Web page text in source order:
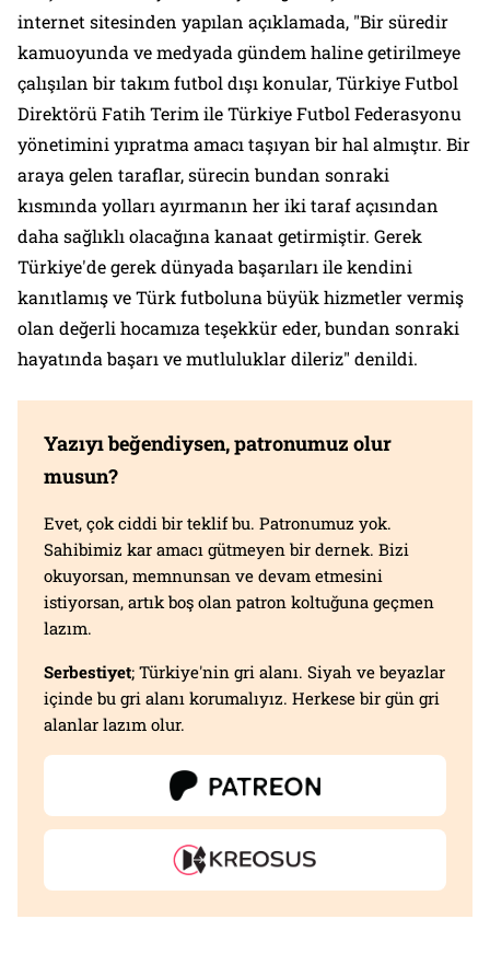
internet sitesinden yapılan açıklamada, "Bir süredir
kamuoyunda ve medyada gündem haline getirilmeye
çalışılan bir takım futbol dışı konular, Türkiye Futbol
Direktörü Fatih Terim ile Türkiye Futbol Federasyonu
yönetimini yıpratma amacı taşıyan bir hal almıştır. Bir
araya gelen taraflar, sürecin bundan sonraki
kısmında yolları ayırmanın her iki taraf açısından
daha sağlıklı olacağına kanaat getirmiştir. Gerek
Türkiye'de gerek dünyada başarıları ile kendini
kanıtlamış ve Türk futboluna büyük hizmetler vermiş
olan değerli hocamıza teşekkür eder, bundan sonraki
hayatında başarı ve mutluluklar dileriz" denildi.
Yazıyı beğendiysen, patronumuz olur
musun?
Evet, çok ciddi bir teklif bu. Patronumuz yok.
Sahibimiz kar amacı gütmeyen bir dernek. Bizi
okuyorsan, memnunsan ve devam etmesini
istiyorsan, artık boş olan patron koltuğuna geçmen
lazım.
Serbestiyet; Türkiye'nin gri alanı. Siyah ve beyazlar
içinde bu gri alanı korumalıyız. Herkese bir gün gri
alanlar lazım olur.